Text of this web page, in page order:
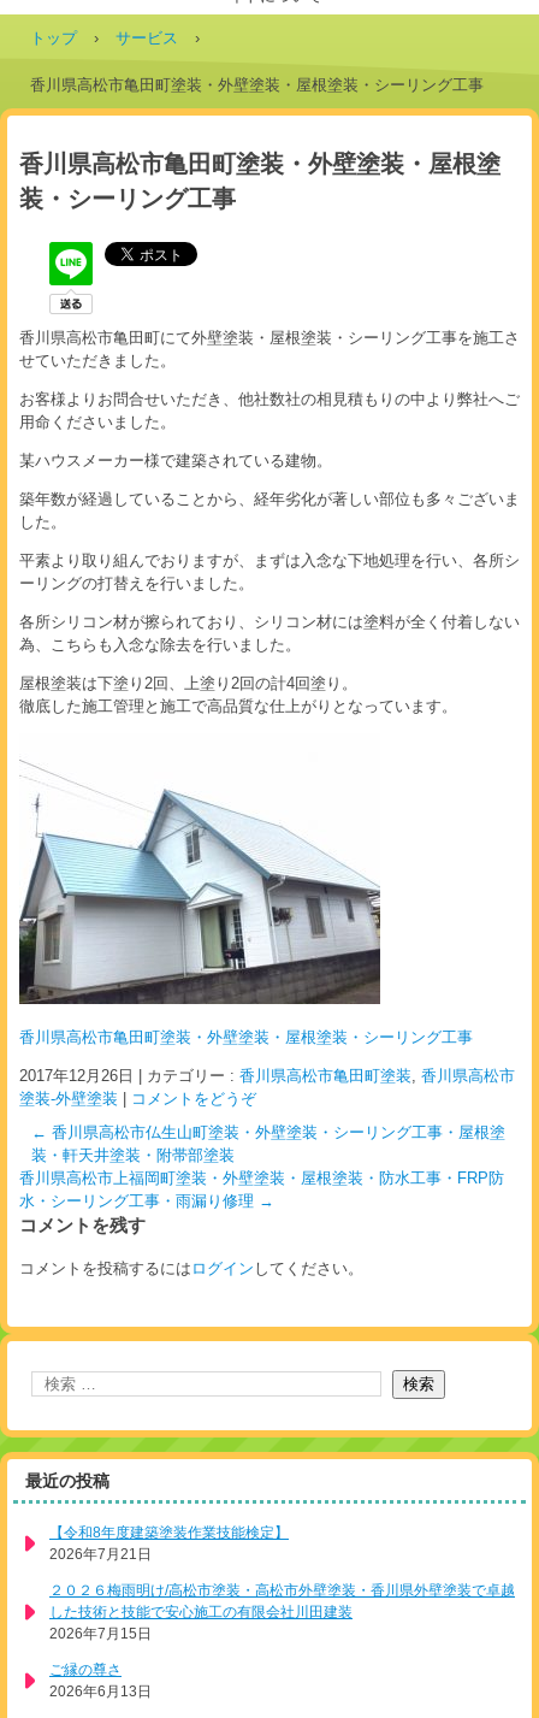
トップ › サービス ›
香川県高松市亀田町塗装・外壁塗装・屋根塗装・シーリング工事
香川県高松市亀田町塗装・外壁塗装・屋根塗
装・シーリング工事
香川県高松市亀田町にて外壁塗装・屋根塗装・シーリング工事を施工さ
せていただきました。
お客様よりお問合せいただき、他社数社の相見積もりの中より弊社へご
用命くださいました。
某ハウスメーカー様で建築されている建物。
築年数が経過していることから、経年劣化が著しい部位も多々ございま
した。
平素より取り組んでおりますが、まずは入念な下地処理を行い、各所シ
ーリングの打替えを行いました。
各所シリコン材が擦られており、シリコン材には塗料が全く付着しない
為、こちらも入念な除去を行いました。
屋根塗装は下塗り2回、上塗り2回の計4回塗り。
徹底した施工管理と施工で高品質な仕上がりとなっています。
香川県高松市亀田町塗装・外壁塗装・屋根塗装・シーリング工事
2017年12月26日 カテゴリー : 香川県高松市亀田町塗装, 香川県高松市
塗装-外壁塗装
コメントをどうぞ
← 香川県高松市仏生山町塗装・外壁塗装・シーリング工事・屋根塗
装・軒天井塗装・附帯部塗装
香川県高松市上福岡町塗装・外壁塗装・屋根塗装・防水工事・FRP防
水・シーリング工事・雨漏り修理 →
コメントを残す
コメントを投稿するには ログイン してください。
最近の投稿
【令和8年度建築塗装作業技能検定】
2026年7月21日
２０２６梅雨明け/高松市塗装・高松市外壁塗装・香川県外壁塗装で卓越
した技術と技能で安心施工の有限会社川田建装
2026年7月15日
ご縁の尊さ
2026年6月13日